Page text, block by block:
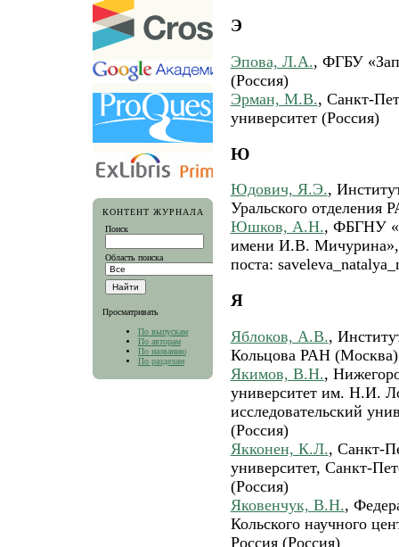
КОНТЕНТ ЖУРНАЛА
Поиск
Область поиска
Просматривать
По выпускам
По авторам
По названию
По разделам
Э
Эпова, Л.А., ФГБУ
(Россия)
Эрман, М.В., Санкт-
университет (Россия)
Ю
Юдович, Я.Э.,
Уральского отделения
Юшков, А.Н., ФБГНУ
имени И.В. Мичурина»,
поста:
Я
Яблоков, А.В.,
Кольцова РАН (Москва)
Якимов, В.Н.,
университет им. Н.И.
исследовательский
(Россия)
Якконен, К.Л., Санкт-
университет, Санкт-
(Россия)
Яковенчук, В.Н.,
Кольского научного
Россия (Россия)